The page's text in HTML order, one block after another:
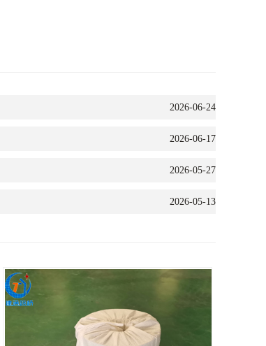
2026-06-24
2026-06-17
2026-05-27
2026-05-13